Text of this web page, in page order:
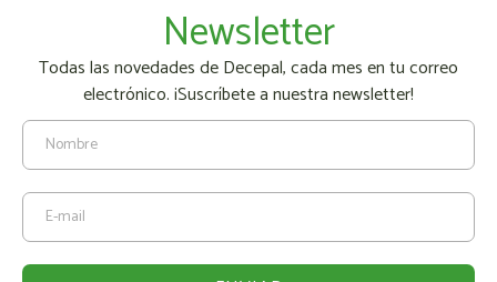
Newsletter
Todas las novedades de Decepal, cada mes en tu correo
electrónico. ¡Suscríbete a nuestra newsletter!